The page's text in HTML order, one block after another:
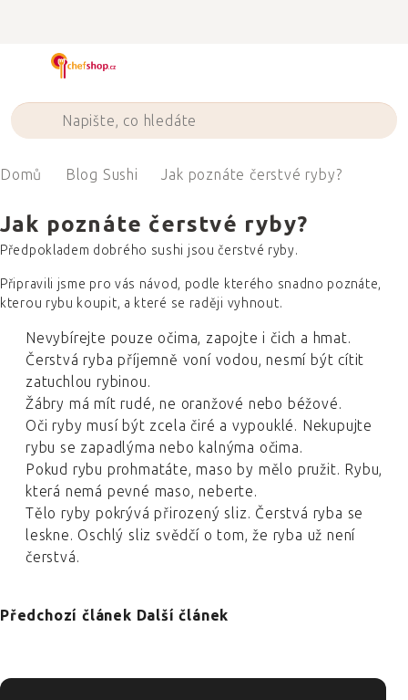
Domů Blog Sushi Jak poznáte čerstvé ryby?
Jak poznáte čerstvé ryby?
Předpokladem dobrého sushi jsou čerstvé ryby.
Připravili jsme pro vás návod, podle kterého snadno poznáte,
kterou rybu koupit, a které se raději vyhnout.
Nevybírejte pouze očima, zapojte i čich a hmat.
Čerstvá ryba příjemně voní vodou, nesmí být cítit
zatuchlou rybinou.
Žábry má mít rudé, ne oranžové nebo béžové.
Oči ryby musí být zcela čiré a vypouklé. Nekupujte
rybu se zapadlýma nebo kalnýma očima.
Pokud rybu prohmatáte, maso by mělo pružit. Rybu,
která nemá pevné maso, neberte.
Tělo ryby pokrývá přirozený sliz. Čerstvá ryba se
leskne. Oschlý sliz svědčí o tom, že ryba už není
čerstvá.
Předchozí článek Další článek
ZÁPATÍ